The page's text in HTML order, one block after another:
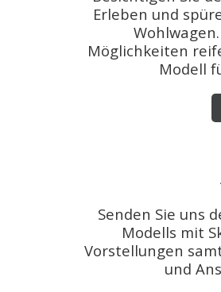
Erleben und
Möglichkeiten
Modell
Senden Sie uns
Modells mit
Vorstellungen
und